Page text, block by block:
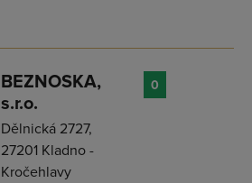
BEZNOSKA,
s.r.o.
Dělnická 2727,
27201 Kladno -
Kročehlavy
0